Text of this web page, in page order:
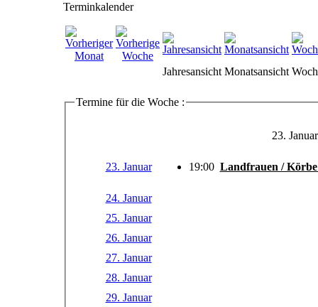
Terminkalender
Jahresansicht Monatsansicht
Termine für die Woche :
23.
23. Januar 19:00 Landfrauen /
24. Januar
25. Januar
26. Januar
27. Januar
28. Januar
29. Januar